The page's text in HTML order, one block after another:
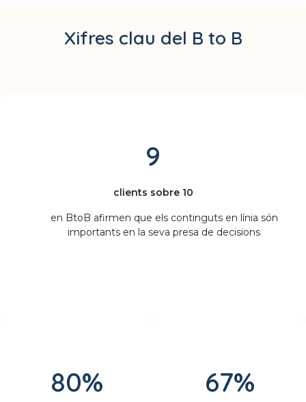
Xifres clau del B to B
9
clients sobre 10
en BtoB afirmen que els continguts en línia són
importants en la seva presa de decisions
80% 67%